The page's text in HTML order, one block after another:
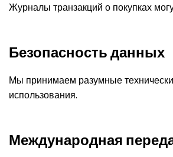
Журналы транзакций о покупках
Безопасность данных
Мы принимаем разумные
использования.
Международная